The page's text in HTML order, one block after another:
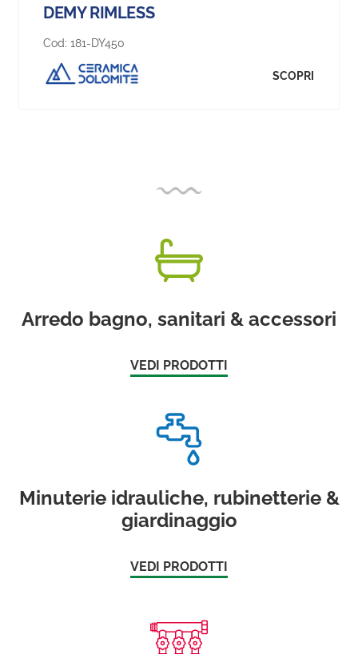
DEMY RIMLESS
Cod: 181-DY450
SCOPRI
Arredo bagno, sanitari & accessori
VEDI PRODOTTI
Minuterie idrauliche, rubinetterie &
giardinaggio
VEDI PRODOTTI